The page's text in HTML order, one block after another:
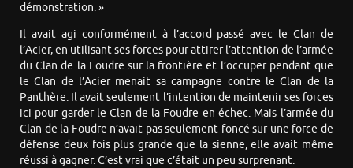
démonstration. »
Il avait agi conformément à l’accord passé avec le Clan de
l’Acier, en utilisant ses forces pour attirer l’attention de l’armée
du Clan de la Foudre sur la frontière et l’occuper pendant que
le Clan de l’Acier menait sa campagne contre le Clan de la
Panthère. Il avait seulement l’intention de maintenir ses forces
ici pour garder le Clan de la Foudre en échec. Mais l’armée du
Clan de la Foudre n’avait pas seulement foncé sur une force de
défense deux fois plus grande que la sienne, elle avait même
réussi à gagner. C’est vrai que c’était un peu surprenant.